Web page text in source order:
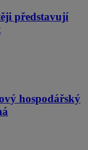
představují
hospodářský